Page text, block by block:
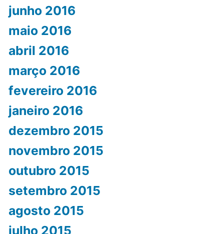
junho 2016
maio 2016
abril 2016
março 2016
fevereiro 2016
janeiro 2016
dezembro 2015
novembro 2015
outubro 2015
setembro 2015
agosto 2015
julho 2015